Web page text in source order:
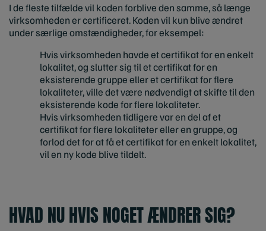
I de fleste tilfælde vil koden forblive den samme, så længe
virksomheden er certificeret. Koden vil kun blive ændret
under særlige omstændigheder, for eksempel:
Hvis virksomheden havde et certifikat for en enkelt
lokalitet, og slutter sig til et certifikat for en
eksisterende gruppe eller et certifikat for flere
lokaliteter, ville det være nødvendigt at skifte til den
eksisterende kode for flere lokaliteter.
Hvis virksomheden tidligere var en del af et
certifikat for flere lokaliteter eller en gruppe, og
forlod det for at få et certifikat for en enkelt lokalitet,
vil en ny kode blive tildelt.
HVAD NU HVIS NOGET ÆNDRER SIG?